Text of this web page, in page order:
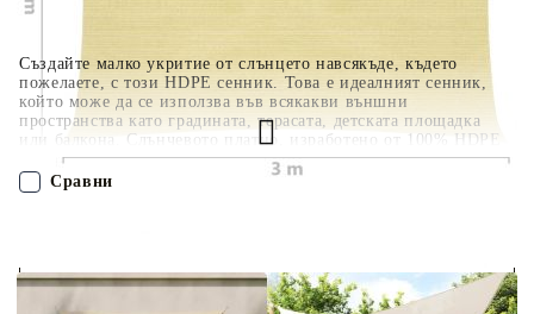
Създайте малко укритие от слънцето навсякъде, където
пожелаете, с този HDPE сенник. Това е идеалният сенник,
който може да се използва във всякакви външни
пространства като градината, терасата, детската площадка
или балкона. Слънчевото платно, изработено от 100% HDPE
(полиетилен с висока плътност), ви защитава от пряка
слънчева светлина, позволява достатъчно въздух и е
водопропускливо. HDPE е специално обработен, така че е
изисква съвместими куки (не са включени) за правилна
употреба. За да осигурите правилното прилягане, моля,
Наш представител ще се свърже с Вас в рамките на работния ден!
Сравни